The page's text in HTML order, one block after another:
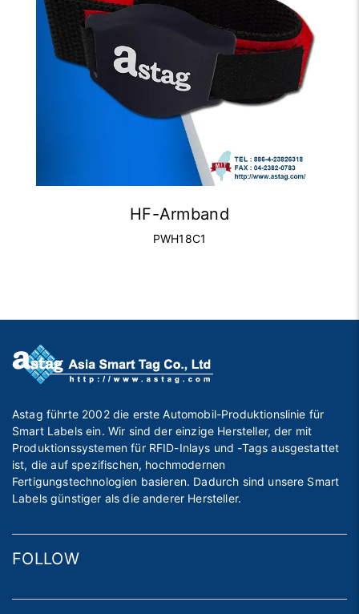
HF-Armband
PWH18C1
Astag führte 2002 die erste Automobil-Produktionslinie für
Smart Labels ein. Wir sind der einzige Hersteller, der mit
Produktionssystemen für RFID-Inlays und -Tags ausgestattet
ist, die auf spezifischen, hochmodernen
Fertigungstechnologien basieren. Dadurch sind unsere Smart
Labels günstiger als die anderer Hersteller.
FOLLOW